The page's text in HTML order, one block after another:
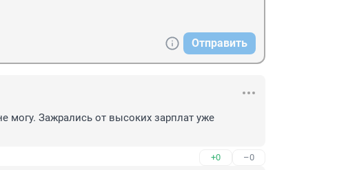
Отправить
могу. Зажрались от высоких зарплат уже
+0 –0